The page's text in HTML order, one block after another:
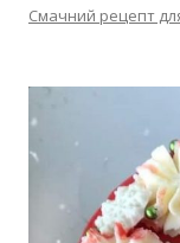
Смачний рецепт